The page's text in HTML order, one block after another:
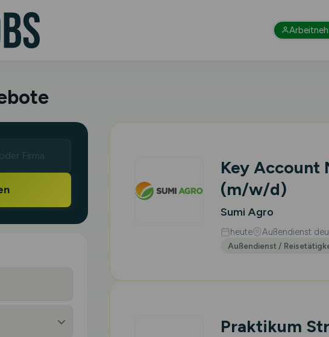
Key Account
(m/w/d)
Sumi Agro
heute Außendienst
Außendienst /
Praktikum